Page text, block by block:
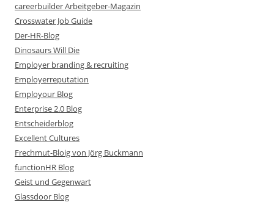
careerbuilder Arbeitgeber-Magazin
Crosswater Job Guide
Der-HR-Blog
Dinosaurs Will Die
Employer branding & recruiting
Employerreputation
Employour Blog
Enterprise 2.0 Blog
Entscheiderblog
Excellent Cultures
Frechmut-Bloig von Jörg Buckmann
functionHR Blog
Geist und Gegenwart
Glassdoor Blog